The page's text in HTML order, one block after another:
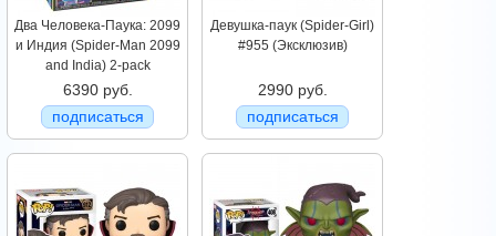
Два Человека-Паука: 2099
и Индия (Spider-Man 2099
and India) 2-pack
6390 руб.
подписаться
Девушка-паук (Spider-Girl)
#955 (Эксклюзив)
2990 руб.
подписаться